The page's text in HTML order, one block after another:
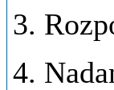
3.
4.